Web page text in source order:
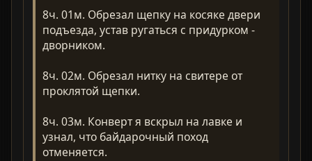
8ч. 01м. Обрезал щепку на косяке двери
подъезда, устав ругаться с придурком -
дворником.
8ч. 02м. Обрезал нитку на свитере от
проклятой щепки.
8ч. 03м. Конверт я вскрыл на лавке и
узнал, что байдарочный поход
отменяется.